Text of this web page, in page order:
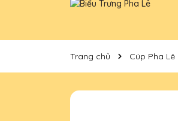
Trang chủ Cúp Pha Lê